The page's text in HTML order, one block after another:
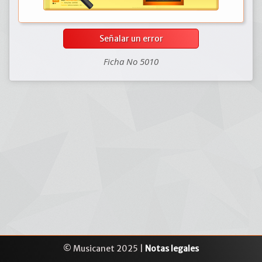
Señalar un error
Ficha No 5010
© Musicanet 2025 | Notas legales